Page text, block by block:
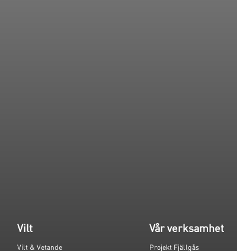
Vilt
Vilt & Vetande
Vår verksamhet
Projekt Fjällgås